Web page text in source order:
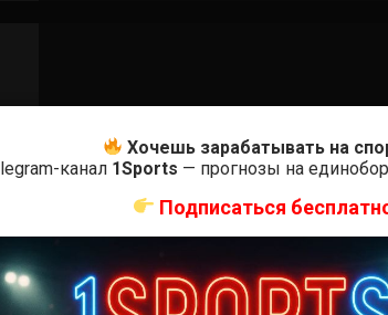
Пейдж ВанЗант — Алекс
8 лет тому назад Решит Сабитов
Хочешь зарабатывать на
канал 1Sports — прогнозы на
Подписаться